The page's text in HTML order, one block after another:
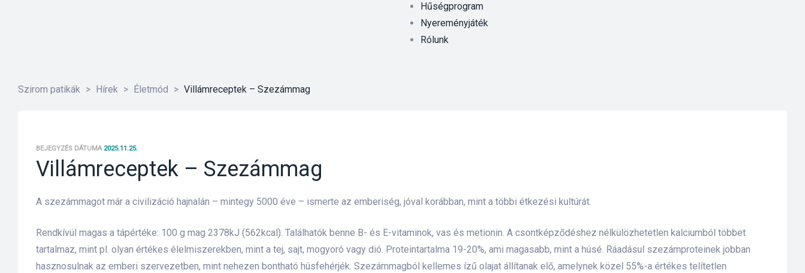
Hűségprogram
Nyereményjáték
Rólunk
Szirom patikák > Hírek > Életmód > Villámreceptek – Szezámmag
BEJEGYZÉS DÁTUMA 2025.11.25.
Villámreceptek – Szezámmag
A szezámmagot már a civilizáció hajnalán – mintegy 5000 éve – ismerte az emberiség, jóval korábban, mint a többi étkezési kultúrát.
Rendkívül magas a tápértéke: 100 g mag 2378kJ (562kcal). Találhatók benne B- és E-vitaminok, vas és metionin. A csontképződéshez nélkülözhetetlen kalciumból többet
tartalmaz, mint pl. olyan értékes élelmiszerekben, mint a tej, sajt, mogyoró vagy dió. Proteintartalma 19-20%, ami magasabb, mint a húsé. Ráadásul szezámproteinek jobban
hasznosulnak az emberi szervezetben, mint nehezen bontható húsfehérjék. Szezámmagból kellemes ízű olajat állítanak elő, amelynek közel 55%-a értékes telítetlen